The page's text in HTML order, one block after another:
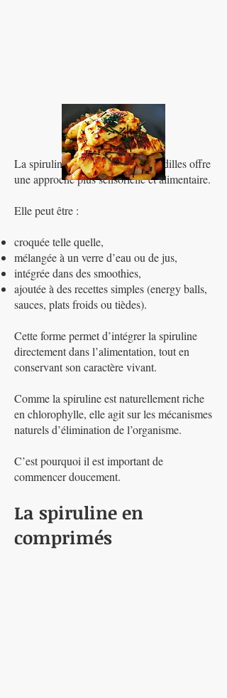
La spiruline en poudre ou en brindilles offre
une approche plus sensorielle et alimentaire.
Elle peut être :
croquée telle quelle,
mélangée à un verre d’eau ou de jus,
intégrée dans des smoothies,
ajoutée à des recettes simples (energy balls,
sauces, plats froids ou tièdes).
Cette forme permet d’intégrer la spiruline
directement dans l’alimentation, tout en
conservant son caractère vivant.
Comme la spiruline est naturellement riche
en chlorophylle, elle agit sur les mécanismes
naturels d’élimination de l’organisme.
C’est pourquoi il est important de
commencer doucement.
La spiruline en
comprimés